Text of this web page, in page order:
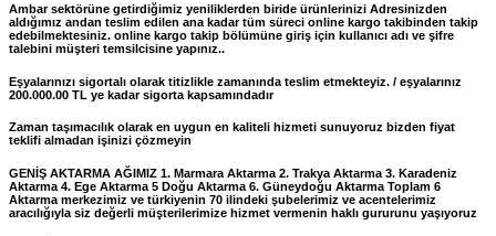
Ambar sektörüne getirdiğimiz yeniliklerden biride ürünlerinizi Adresinizden
aldığımız andan teslim edilen ana kadar tüm süreci online kargo takibinden takip
edebilmektesiniz. online kargo takip bölümüne giriş için kullanıcı adı ve şifre
talebini müşteri temsilcisine yapınız..
Eşyalarınızı sigortalı olarak titizlikle zamanında teslim etmekteyiz. / eşyalarınız
200.000.00 TL ye kadar sigorta kapsamındadır
Zaman taşımacılık olarak en uygun en kaliteli hizmeti sunuyoruz bizden fiyat
teklifi almadan işinizi çözmeyin
GENİŞ AKTARMA AĞIMIZ 1. Marmara Aktarma 2. Trakya Aktarma 3. Karadeniz
Aktarma 4. Ege Aktarma 5 Doğu Aktarma 6. Güneydoğu Aktarma Toplam 6
Aktarma merkezimiz ve türkiyenin 70 ilindeki şubelerimiz ve acentelerimiz
aracılığıyla siz değerli müşterilerimize hizmet vermenin haklı gururunu yaşıyoruz